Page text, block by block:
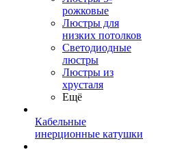
рожковые
Люстры для
низких потолков
Cветодиодные
люстры
Люстры из
хрусталя
Ещё
Кабельные
инерционные катушки